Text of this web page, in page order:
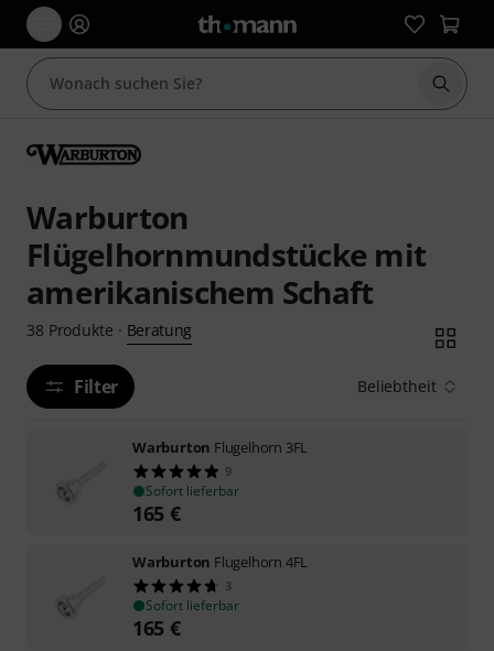
Suche
Warburton
Flügelhornmundstücke mit
amerikanischem Schaft
38 Produkte · Beratung
Filter Beliebtheit
Warburton Flugelhorn 3FL
9
Sofort lieferbar
165 €
Warburton Flugelhorn 4FL
3
Sofort lieferbar
165 €